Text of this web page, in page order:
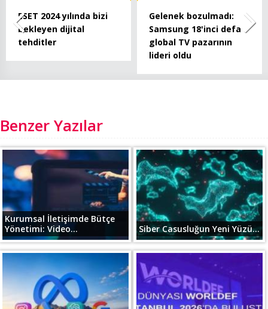
ESET 2024 yılında bizi
bekleyen dijital
tehditler
Gelenek bozulmadı:
Samsung 18'inci defa
global TV pazarının
lideri oldu
Benzer Yazılar
Kurumsal İletişimde Bütçe
Yönetimi: Video...
Siber Casusluğun Yeni Yüzü...